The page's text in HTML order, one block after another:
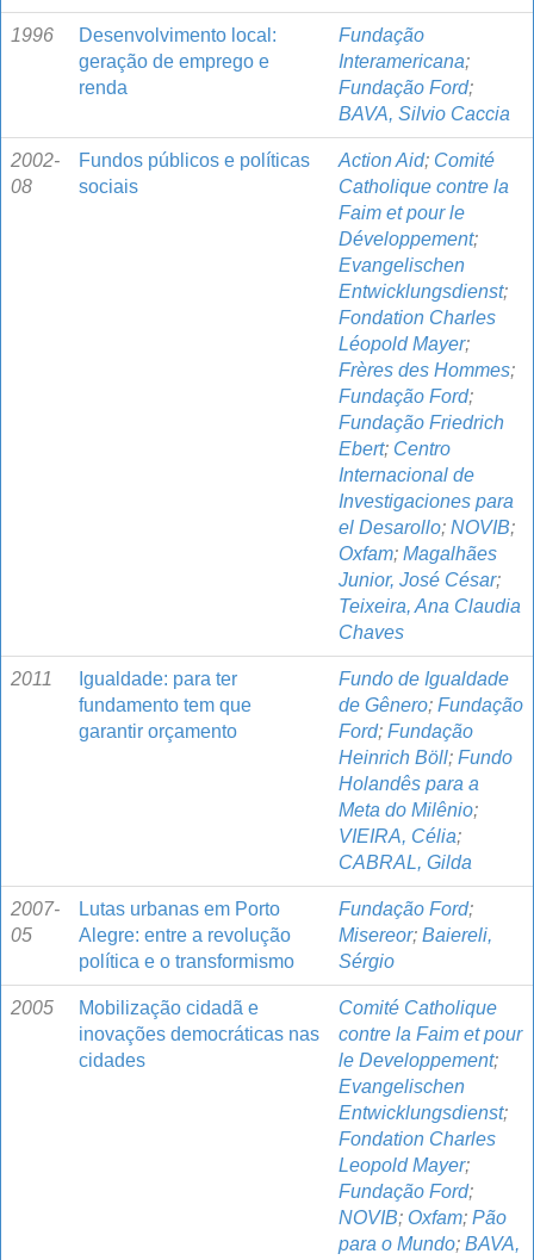
1996
Desenvolvimento local:
geração de emprego e
renda
Fundação
Interamericana;
Fundação Ford;
BAVA, Silvio Caccia
2002-
08
Fundos públicos e políticas
sociais
Action Aid; Comité
Catholique contre la
Faim et pour le
Développement;
Evangelischen
Entwicklungsdienst;
Fondation Charles
Léopold Mayer;
Frères des Hommes;
Fundação Ford;
Fundação Friedrich
Ebert; Centro
Internacional de
Investigaciones para
el Desarollo; NOVIB;
Oxfam; Magalhães
Junior, José César;
Teixeira, Ana Claudia
Chaves
2011
Igualdade: para ter
fundamento tem que
garantir orçamento
Fundo de Igualdade
de Gênero; Fundação
Ford; Fundação
Heinrich Böll; Fundo
Holandês para a
Meta do Milênio;
VIEIRA, Célia;
CABRAL, Gilda
2007-
05
Lutas urbanas em Porto
Alegre: entre a revolução
política e o transformismo
Fundação Ford;
Misereor; Baiereli,
Sérgio
2005
Mobilização cidadã e
inovações democráticas nas
cidades
Comité Catholique
contre la Faim et pour
le Developpement;
Evangelischen
Entwicklungsdienst;
Fondation Charles
Leopold Mayer;
Fundação Ford;
NOVIB; Oxfam; Pão
para o Mundo; BAVA,